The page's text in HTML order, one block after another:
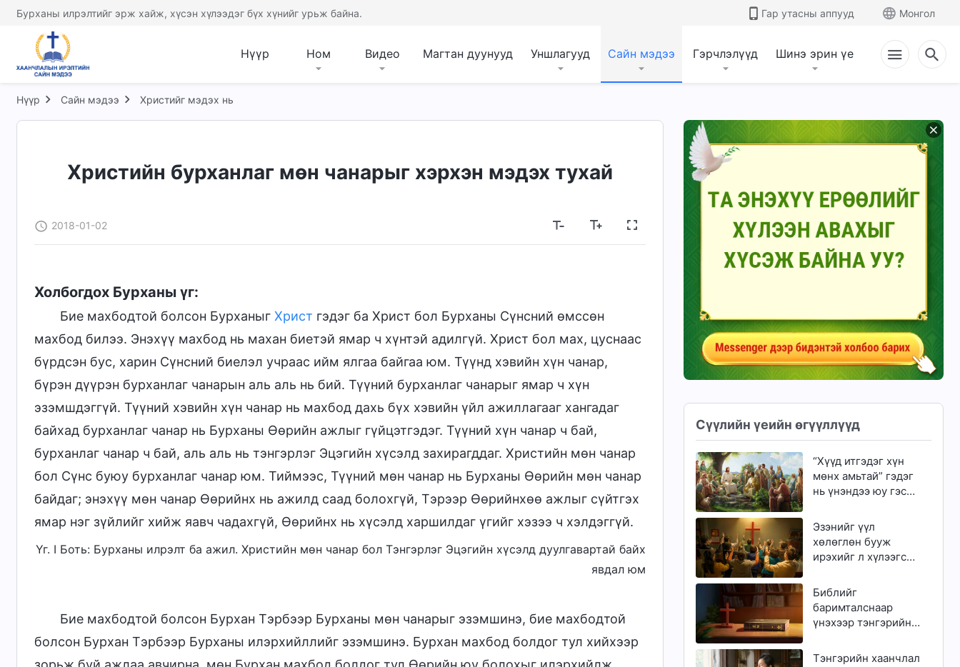
Бурханы илрэлтийг эрж хайж, хүсэн хүлээдэг бүх хүнийг урьж байна. Гар утасны аппууд Монгол
Нүүр Ном Видео Магтан дуунууд Уншлагууд Сайн мэдээ Гэрчлэлүүд Шинэ эрин үе
Нүүр Сайн мэдээ Христийг мэдэх нь
Христийн бурханлаг мөн чанарыг хэрхэн мэдэх тухай
2018-01-02
Холбогдох Бурханы үг:
Бие махбодтой болсон Бурханыг Христ гэдэг ба Христ бол Бурханы Сүнсний өмссөн
махбод билээ. Энэхүү махбод нь махан биетэй ямар ч хүнтэй адилгүй. Христ бол мах, цуснаас
бүрдсэн бус, харин Сүнсний биелэл учраас ийм ялгаа байгаа юм. Түүнд хэвийн хүн чанар,
бүрэн дүүрэн бурханлаг чанарын аль аль нь бий. Түүний бурханлаг чанарыг ямар ч хүн
эзэмшдэггүй. Түүний хэвийн хүн чанар нь махбод дахь бүх хэвийн үйл ажиллагааг хангадаг
байхад бурханлаг чанар нь Бурханы Өөрийн ажлыг гүйцэтгэдэг. Түүний хүн чанар ч бай,
бурханлаг чанар ч бай, аль аль нь тэнгэрлэг Эцэгийн хүсэлд захирагддаг. Христийн мөн чанар
бол Сүнс буюу бурханлаг чанар юм. Тиймээс, Түүний мөн чанар нь Бурханы Өөрийн мөн чанар
байдаг; энэхүү мөн чанар Өөрийнх нь ажилд саад болохгүй, Тэрээр Өөрийнхөө ажлыг сүйтгэх
ямар нэг зүйлийг хийж яавч чадахгүй, Өөрийнх нь хүсэлд харшилдаг үгийг хэзээ ч хэлдэггүй.
Үг. I Боть: Бурханы илрэлт ба ажил. Христийн мөн чанар бол Тэнгэрлэг Эцэгийн хүсэлд дуулгавартай байх
явдал юм
Бие махбодтой болсон Бурхан Тэрбээр Бурханы мөн чанарыг эзэмшинэ, бие махбодтой
болсон Бурхан Тэрбээр Бурханы илэрхийллийг эзэмшинэ. Бурхан махбод болдог тул хийхээр
Сүүлийн үеийн өгүүллүүд
“Хүүд итгэдэг хүн
мөнх амьтай” гэдэг
нь үнэндээ юу гэсэн
Эзэнийг үүл
хөлөглөн бууж
ирэхийг л хүлээгсэд
Библийг
баримталснаар
үнэхээр тэнгэрийн
чадах уу?
Тэнгэрийн хаанчлал